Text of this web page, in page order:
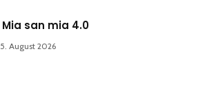
Mia san mia 4.0
5. August 2026